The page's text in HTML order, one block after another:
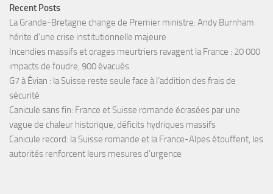
Recent Posts
La Grande-Bretagne change de Premier ministre: Andy Burnham
hérite d’une crise institutionnelle majeure
Incendies massifs et orages meurtriers ravagent la France : 20 000
impacts de foudre, 900 évacués
G7 à Évian : la Suisse reste seule face à l’addition des frais de
sécurité
Canicule sans fin: France et Suisse romande écrasées par une
vague de chaleur historique, déficits hydriques massifs
Canicule record: la Suisse romande et la France-Alpes étouffent, les
autorités renforcent leurs mesures d’urgence